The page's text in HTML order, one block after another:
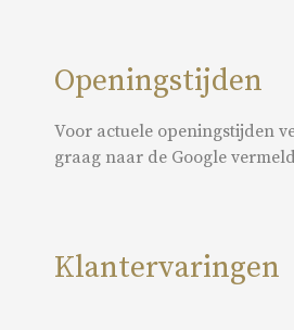
Openingstijden
Voor actuele openingstijden
graag naar de Google
Klantervaringen